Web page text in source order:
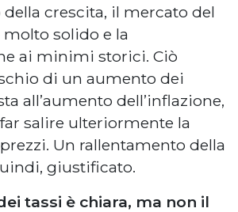
crescita, il mercato del
solido e la
ai minimi storici. Ciò
di un aumento dei
all’aumento dell’inflazione,
salire ulteriormente la
Un rallentamento della
giustificato.
tassi è chiara, ma non il